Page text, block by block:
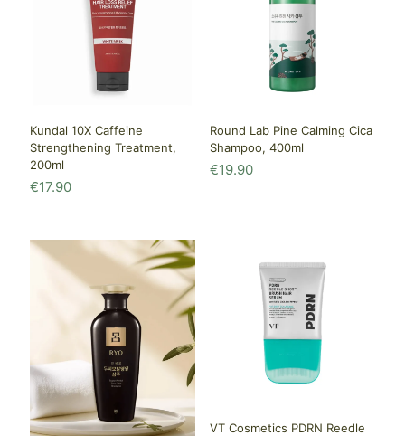
Kundal 10X Caffeine
Strengthening Treatment,
200ml
€17.90
Round Lab Pine Calming Cica
Shampoo, 400ml
€19.90
VT Cosmetics PDRN Reedle